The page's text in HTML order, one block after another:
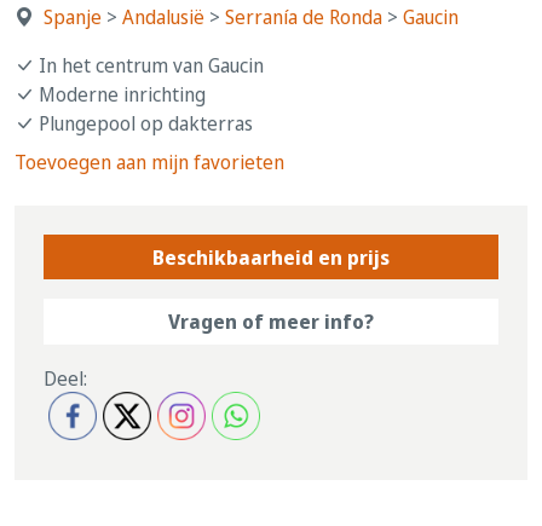
Spanje > Andalusië > Serraní­a de Ronda > Gaucin
In het centrum van Gauci­n
Moderne inrichting
Plungepool op dakterras
Toevoegen aan mijn favorieten
Beschikbaarheid en prijs
Vragen of meer info?
Deel: